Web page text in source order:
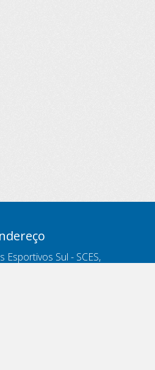
Esportivos Sul - SCES,